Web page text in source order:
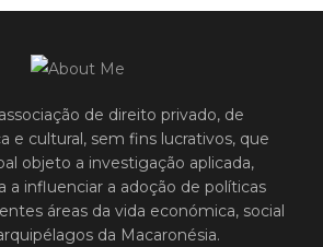
de direito privado, de
e cultural, sem fins lucrativos, que
objeto a investigação aplicada,
a influenciar a adoção de políticas
áreas da vida económica, social
da Macaronésia.